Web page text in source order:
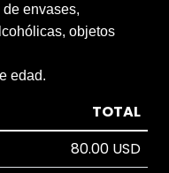
envases,
objetos
edad.
TOTAL
80.00 USD